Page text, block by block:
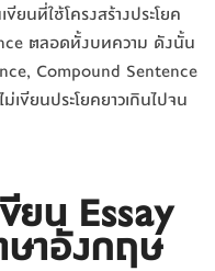
ยนที่ใช้โครงสร้างประโยค
ตลอดทั้งบทความ ดังนั้น
Compound Sentence
เขียนประโยคยาวเกินไปจน
ยน Essay
ษาอังกฤษ